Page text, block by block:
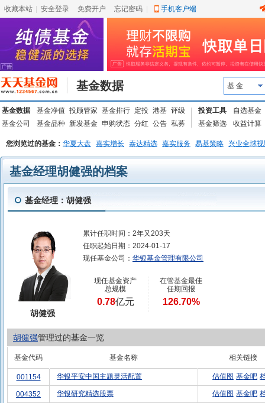
收藏本站 安全登录 免费开户 忘记密码 手机客户端
基金数据 基 金
基金数据 基金净值 投顾管家 基金排行 定投 港基 评级
基金公司
基金品种 新发基金 申购状态 分红 公告 私募
投资工具
自选基金
基金筛选
收益计算
您浏览过的基金： 华夏大盘 嘉实增长 泰达精选 嘉实服务 易基策略 兴业全球
基金经理胡健强的档案
基金经理：胡健强
胡健强
累计任职时间： 2年又203天
任职起始日期： 2024-01-17
现任基金公司： 华银基金管理有限公司
现任基金资产
总规模
0.78亿元
在管基金最佳
任期回报
126.70%
胡健强管理过的基金一览
基金代码 基金名称 相关链接
001154 华银平安中国主题灵活配置 估值图 基金吧
004352 华银研究精选股票 估值图 基金吧